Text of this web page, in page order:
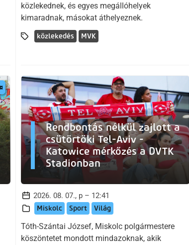
közlekednek, és egyes megállóhelyek
kimaradnak, másokat áthelyeznek.
közlekedés MVK
Rendbontás nélkül zajlott a
csütörtöki Tel-Aviv -
Katowice mérkőzés a DVTK
Stadionban
2026. 08. 07., p – 12:41
Miskolc Sport Világ
Tóth-Szántai József, Miskolc polgármestere
köszöntetet mondott mindazoknak, akik